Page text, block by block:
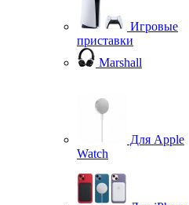
Игровые
приставки
Marshall
Для Apple
Watch